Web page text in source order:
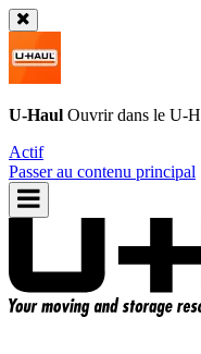
U-Haul Ouvrir dans le U-
Actif
Passer au contenu principal